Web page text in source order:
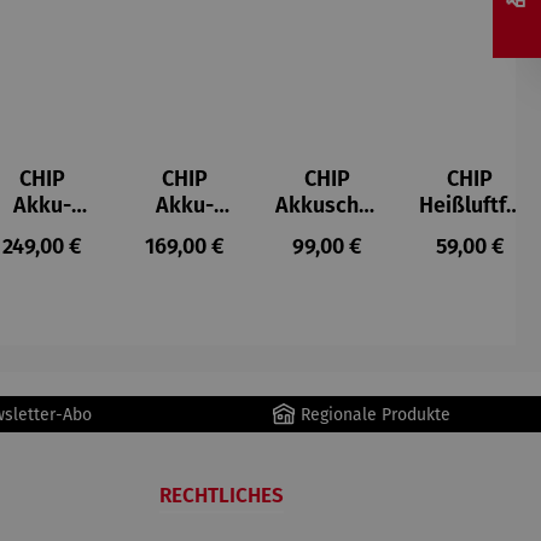
CHIP
Akku-
Staubsau
ger
Regulärer Preis:
249,00 €
CHIP
Akku-
Staubsau
ger DS02
Regulärer Preis:
169,00 €
CHIP
Akkuschra
uber
Regulärer Preis:
99,00 €
CHIP
Heißluftfri
tteuse
Regulärer
59,00 €
Abo Regionale Produkte
RECHTLICHES